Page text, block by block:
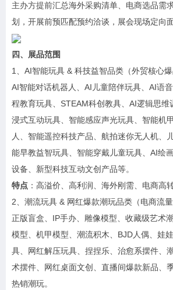
主办方提前汇总海外采购清单、电商选品需
划，开展前预匹配预约洽谈，展会现场定向
四、展品范围
1、AI智能玩具 & 科技益智品类（外贸核心爆
AI智能对话机器人、AI儿童陪伴玩具、AI语
程教育玩具、STEAM科创教具、AI逻辑思维
浸式互动玩具、智能感应声光玩具、智能机
人、智能遥控科技产品、航拍迷你无人机、
能早教益智玩具、智能穿戴儿童玩具、AI绘
设备、新型科技互动文创产品等。
特点 ：高溢价、高利润、海外刚需、电商高
2、潮流玩具 & 网红爆款潮玩品类（电商流量
正版盲盒、IP手办、雕像模型、收藏级艺术
模型、机甲模型、潮流积木、BJD人偶、娃
具、网红解压玩具、捏捏乐、治愈系摆件、
术摆件、网红桌面文创、直播间爆款新品、
热销潮玩。